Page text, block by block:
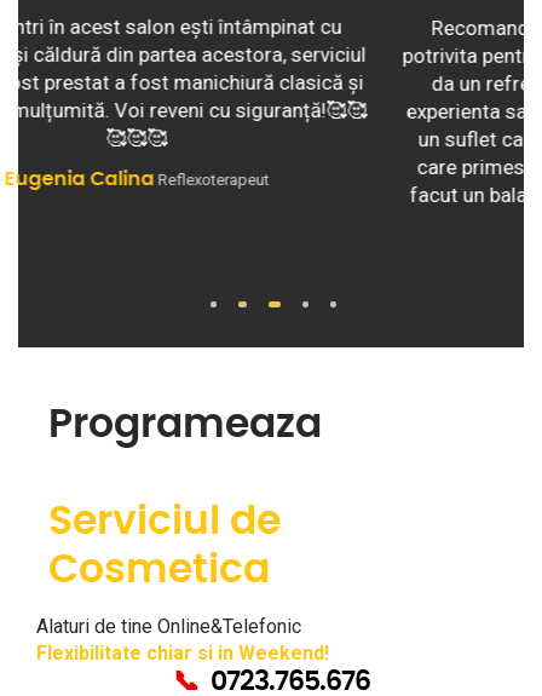
Recomand cu incredere Salon VICMAR, locatie
potrivita pentru a-ti face o schimbare de look sau a-ti
da un refresh la podoaba capilara! Este O reala
experienta sa o cunosti pe doamna Margareta Mihai,
un suflet cald, incarcat cu energie pozitiva si de la
care primesti sfaturi utile pentru viata !❤ Mie mi-a
facut un balayage frumos ! Faceti-va programare si
1 2 3 4 5
Programeaza
Serviciul de
Cosmetica
Alaturi de tine Online&Telefonic
Flexibilitate chiar si in Weekend!
📞 0723.765.676